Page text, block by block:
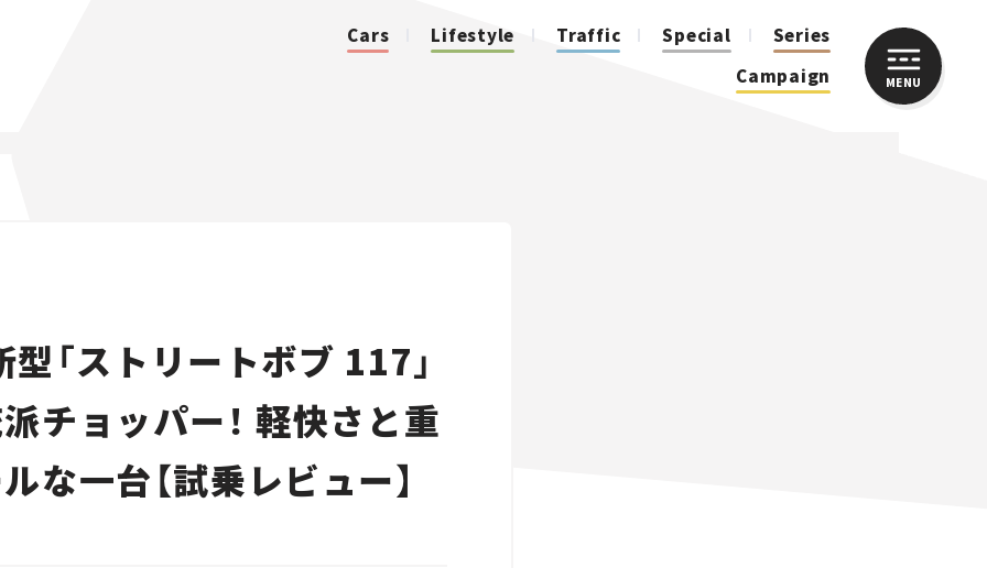
Cars Lifestyle Traffic Special
Series
Campaign
MENU
「ストリートボブ 117」
チョッパー！ 軽快さと重
な一台【試乗レビュー】
CLOSE
Traffic
Special
Series